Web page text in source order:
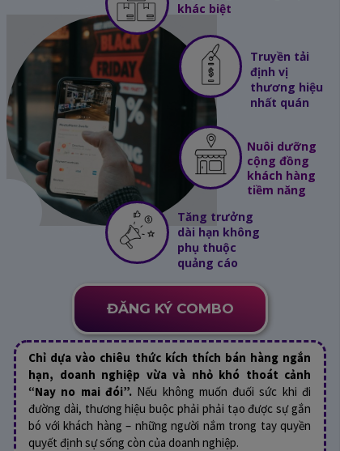
Chỉ dựa vào chiêu thức kích thích bán hàng ngắn
hạn, doanh nghiệp vừa và nhỏ khó thoát cảnh
“Nay no mai đói”. Nếu không muốn đuối sức khi đi
đường dài, thương hiệu buộc phải phải tạo được sự gắn
bó với khách hàng – những người nắm trong tay quyền
quyết định sự sống còn của doanh nghiệp.
Truyền tải
định vị
thương hiệu
nhất quán
Nuôi dưỡng
cộng đồng
khách hàng
tiềm năng
Tăng trưởng
dài hạn không
phụ thuộc
quảng cáo
khác biệt
ĐĂNG KÝ COMBO